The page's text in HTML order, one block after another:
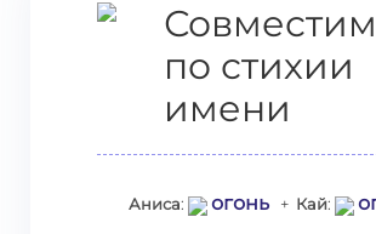
по стихии
имени
Аниса: огонь+ Кай: